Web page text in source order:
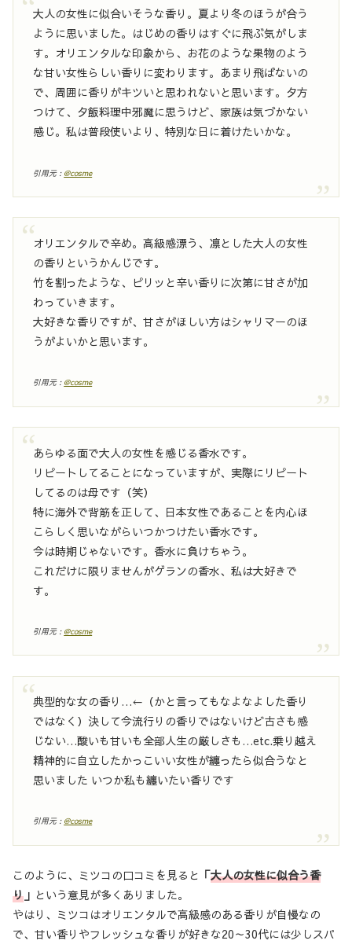
大人の女性に似合いそうな香り。夏より冬のほうが合う
ように思いました。はじめの香りはすぐに飛ぶ気がしま
す。オリエンタルな印象から、お花のような果物のよう
な甘い女性らしい香りに変わります。あまり飛ばないの
で、周囲に香りがキツいと思われないと思います。夕方
つけて、夕飯料理中邪魔に思うけど、家族は気づかない
感じ。私は普段使いより、特別な日に着けたいかな。
引用元 : @cosme
オリエンタルで辛め。高級感漂う、凛とした大人の女性
の香りというかんじです。
竹を割ったような、ピリッと辛い香りに次第に甘さが加
わっていきます。
大好きな香りですが、甘さがほしい方はシャリマーのほ
うがよいかと思います。
引用元 : @cosme
あらゆる面で大人の女性を感じる香水です。
リピートしてることになっていますが、実際にリピート
してるのは母です（笑）
特に海外で背筋を正して、日本女性であることを内心ほ
こらしく思いながらいつかつけたい香水です。
今は時期じゃないです。香水に負けちゃう。
これだけに限りませんがゲランの香水、私は大好きで
す。
引用元 : @cosme
典型的な女の香り…←（かと言ってもなよなよした香り
ではなく）決して今流行りの香りではないけど古さも感
じない…酸いも甘いも全部人生の厳しさも…etc.乗り越え
精神的に自立したかっこいい女性が纏ったら似合うなと
思いました いつか私も纏いたい香りです
引用元 : @cosme
このように、ミツコの口コミを見ると 「大人の女性に似合う香
り 」 という意見が多くありました。
やはり、ミツコはオリエンタルで高級感のある香りが自慢なの
で、甘い香りやフレッシュな香りが好きな20～30代には少しスパ